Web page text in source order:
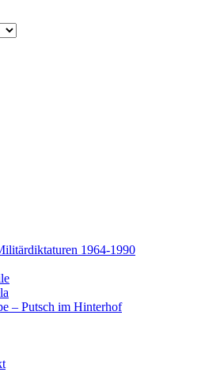
1964-1990
– Putsch im Hinterhof